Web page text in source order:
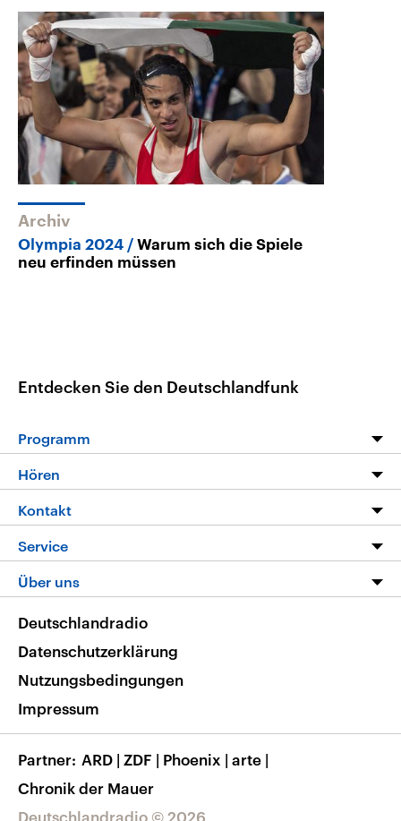
Archiv
Olympia 2024
Warum sich die Spiele
neu erfinden müssen
Entdecken Sie den Deutschlandfunk
Programm
Programm
Die Nachrichten
Nachrichtenleicht
Neue Beiträge auf dlf.de
Hören
Livestream
Podcasts
Deutschlandfunk App
Nachrichten App
Frequenzen
Kontakt
Hörerservice
Service
FAQ
Veranstaltungen
Musikliste
RSS
Über uns
Barrierefreiheit
Deutschlandradio © 2026
Deutschlandradio
Datenschutzerklärung
Nutzungsbedingungen
Impressum
Partner ARD | ZDF | Phoenix | arte |
Chronik der Mauer